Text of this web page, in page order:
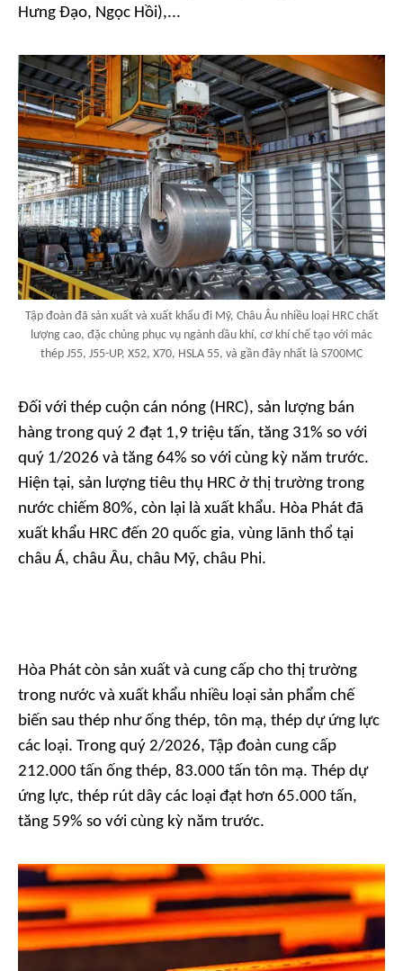
Hưng Đạo, Ngọc Hồi),...
Tập đoàn đã sản xuất và xuất khẩu đi Mỹ, Châu Âu nhiều loại HRC chất
lượng cao, đặc chủng phục vụ ngành dầu khí, cơ khí chế tạo với mác
thép J55, J55-UP, X52, X70, HSLA 55, và gần đây nhất là S700MC
Đối với thép cuộn cán nóng (HRC), sản lượng bán
hàng trong quý 2 đạt 1,9 triệu tấn, tăng 31% so với
quý 1/2026 và tăng 64% so với cùng kỳ năm trước.
Hiện tại, sản lượng tiêu thụ HRC ở thị trường trong
nước chiếm 80%, còn lại là xuất khẩu. Hòa Phát đã
xuất khẩu HRC đến 20 quốc gia, vùng lãnh thổ tại
châu Á, châu Âu, châu Mỹ, châu Phi.
Hòa Phát còn sản xuất và cung cấp cho thị trường
trong nước và xuất khẩu nhiều loại sản phẩm chế
biến sau thép như ống thép, tôn mạ, thép dự ứng lực
các loại. Trong quý 2/2026, Tập đoàn cung cấp
212.000 tấn ống thép, 83.000 tấn tôn mạ. Thép dự
ứng lực, thép rút dây các loại đạt hơn 65.000 tấn,
tăng 59% so với cùng kỳ năm trước.